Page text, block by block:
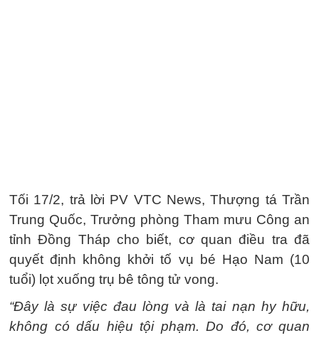
Tối 17/2, trả lời PV VTC News, Thượng tá Trần
Trung Quốc, Trưởng phòng Tham mưu Công an
tỉnh Đồng Tháp cho biết, cơ quan điều tra đã
quyết định không khởi tố vụ bé Hạo Nam (10
tuổi) lọt xuống trụ bê tông tử vong.
“Đây là sự việc đau lòng và là tai nạn hy hữu,
không có dấu hiệu tội phạm. Do đó, cơ quan